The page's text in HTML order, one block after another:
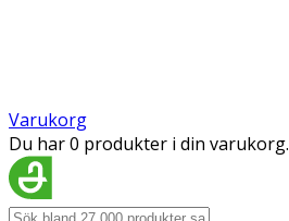
Varukorg
Du har 0 produkter i din varukorg.